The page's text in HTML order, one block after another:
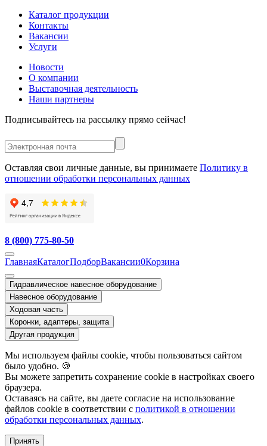
Каталог продукции
Контакты
Вакансии
Услуги
Новости
О компании
Выставочная деятельность
Наши партнеры
Подписывайтесь на рассылку прямо сейчас!
Оставляя свои личные данные, вы принимаете Политику в
отношении обработки персональных данных
8 (800) 775-80-50
ГлавнаяКаталогПодборВакансии0Корзина
Гидравлическое навесное оборудование
Навесное оборудование
Ходовая часть
Коронки, адаптеры, защита
Другая продукция
Мы используем файлы cookie, чтобы пользоваться сайтом
было удобно. 🍪
Вы можете запретить сохранение cookie в настройках своего
браузера.
Оставаясь на сайте, вы даете согласие на использование
файлов cookie в соответствии с политикой в отношении
обработки персональных данных.
Принять